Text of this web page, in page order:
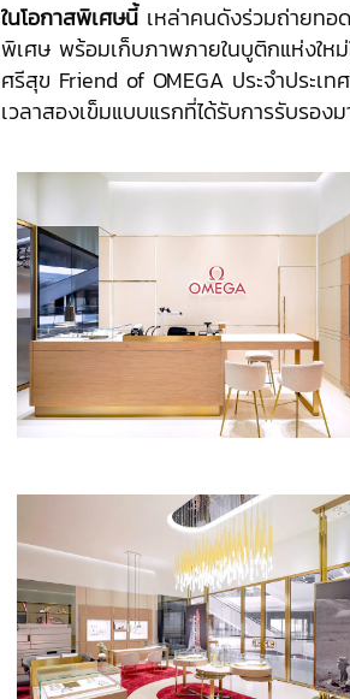
ในโอกาสพิเศษนี้เหล่าคนดังร่วมถ่ายทอ
พิเศษ พร้อมเก็บภาพภายในบูติกแห่งให
ศรีสุข Friend of OMEGA ประจำประเ
เวลาสองเข็มแบบแรกที่ได้รับการรับรอ